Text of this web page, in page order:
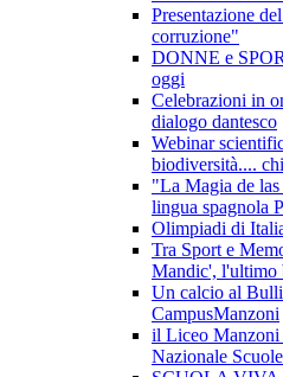
Presentazione
corruzione"
DONNE e
oggi
Celebrazioni in
dialogo dantesco
Webinar
biodiversità....
"La Magia de
lingua spagnola
Olimpiadi di
Tra Sport e
Mandic', l'ultimo
Un calcio al
CampusManzoni
il Liceo Manzoni
Nazionale